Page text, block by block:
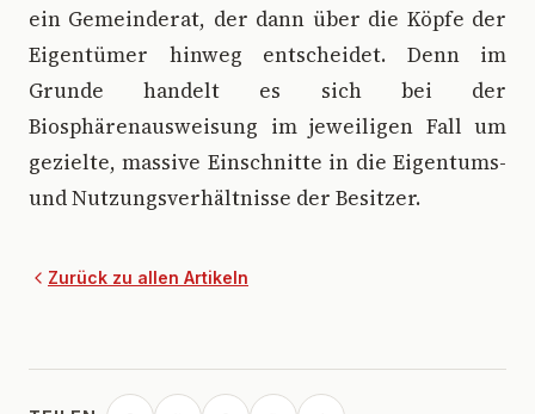
ein Gemeinderat, der dann über die Köpfe der
Eigentümer hinweg entscheidet. Denn im
Grunde handelt es sich bei der
Biosphärenausweisung im jeweiligen Fall um
gezielte, massive Einschnitte in die Eigentums-
und Nutzungsverhältnisse der Besitzer.
Zurück zu allen Artikeln